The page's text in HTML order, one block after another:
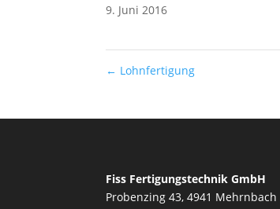
9. Juni 2016
← Lohnfertigung
Fiss Fertigungstechnik GmbH
Probenzing 43, 4941 Mehrnbach